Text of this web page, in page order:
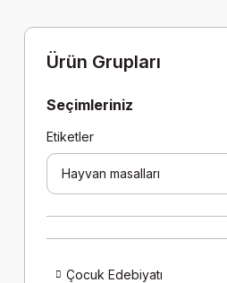
Ürün Grupları
Seçimleriniz
Etiketler
Hayvan masalları
Çocuk Edebiyatı